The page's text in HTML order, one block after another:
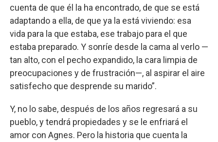
cuenta de que él la ha encontrado, de que se está
adaptando a ella, de que ya la está viviendo: esa
vida para la que estaba, ese trabajo para el que
estaba preparado. Y sonríe desde la cama al verlo —
tan alto, con el pecho expandido, la cara limpia de
preocupaciones y de frustración—, al aspirar el aire
satisfecho que desprende su marido”.
Y, no lo sabe, después de los años regresará a su
pueblo, y tendrá propiedades y se le enfriará el
amor con Agnes. Pero la historia que cuenta la